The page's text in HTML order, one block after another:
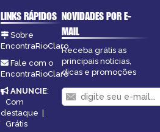
LINKS RÁPIDOS
Sobre
EncontraRioClaro
Fale com o
EncontraRioClaro
ANUNCIE:
Com
destaque |
Grátis
NOVIDADES POR E-
MAIL
Receba grátis as
principais notícias,
dicas e promoções